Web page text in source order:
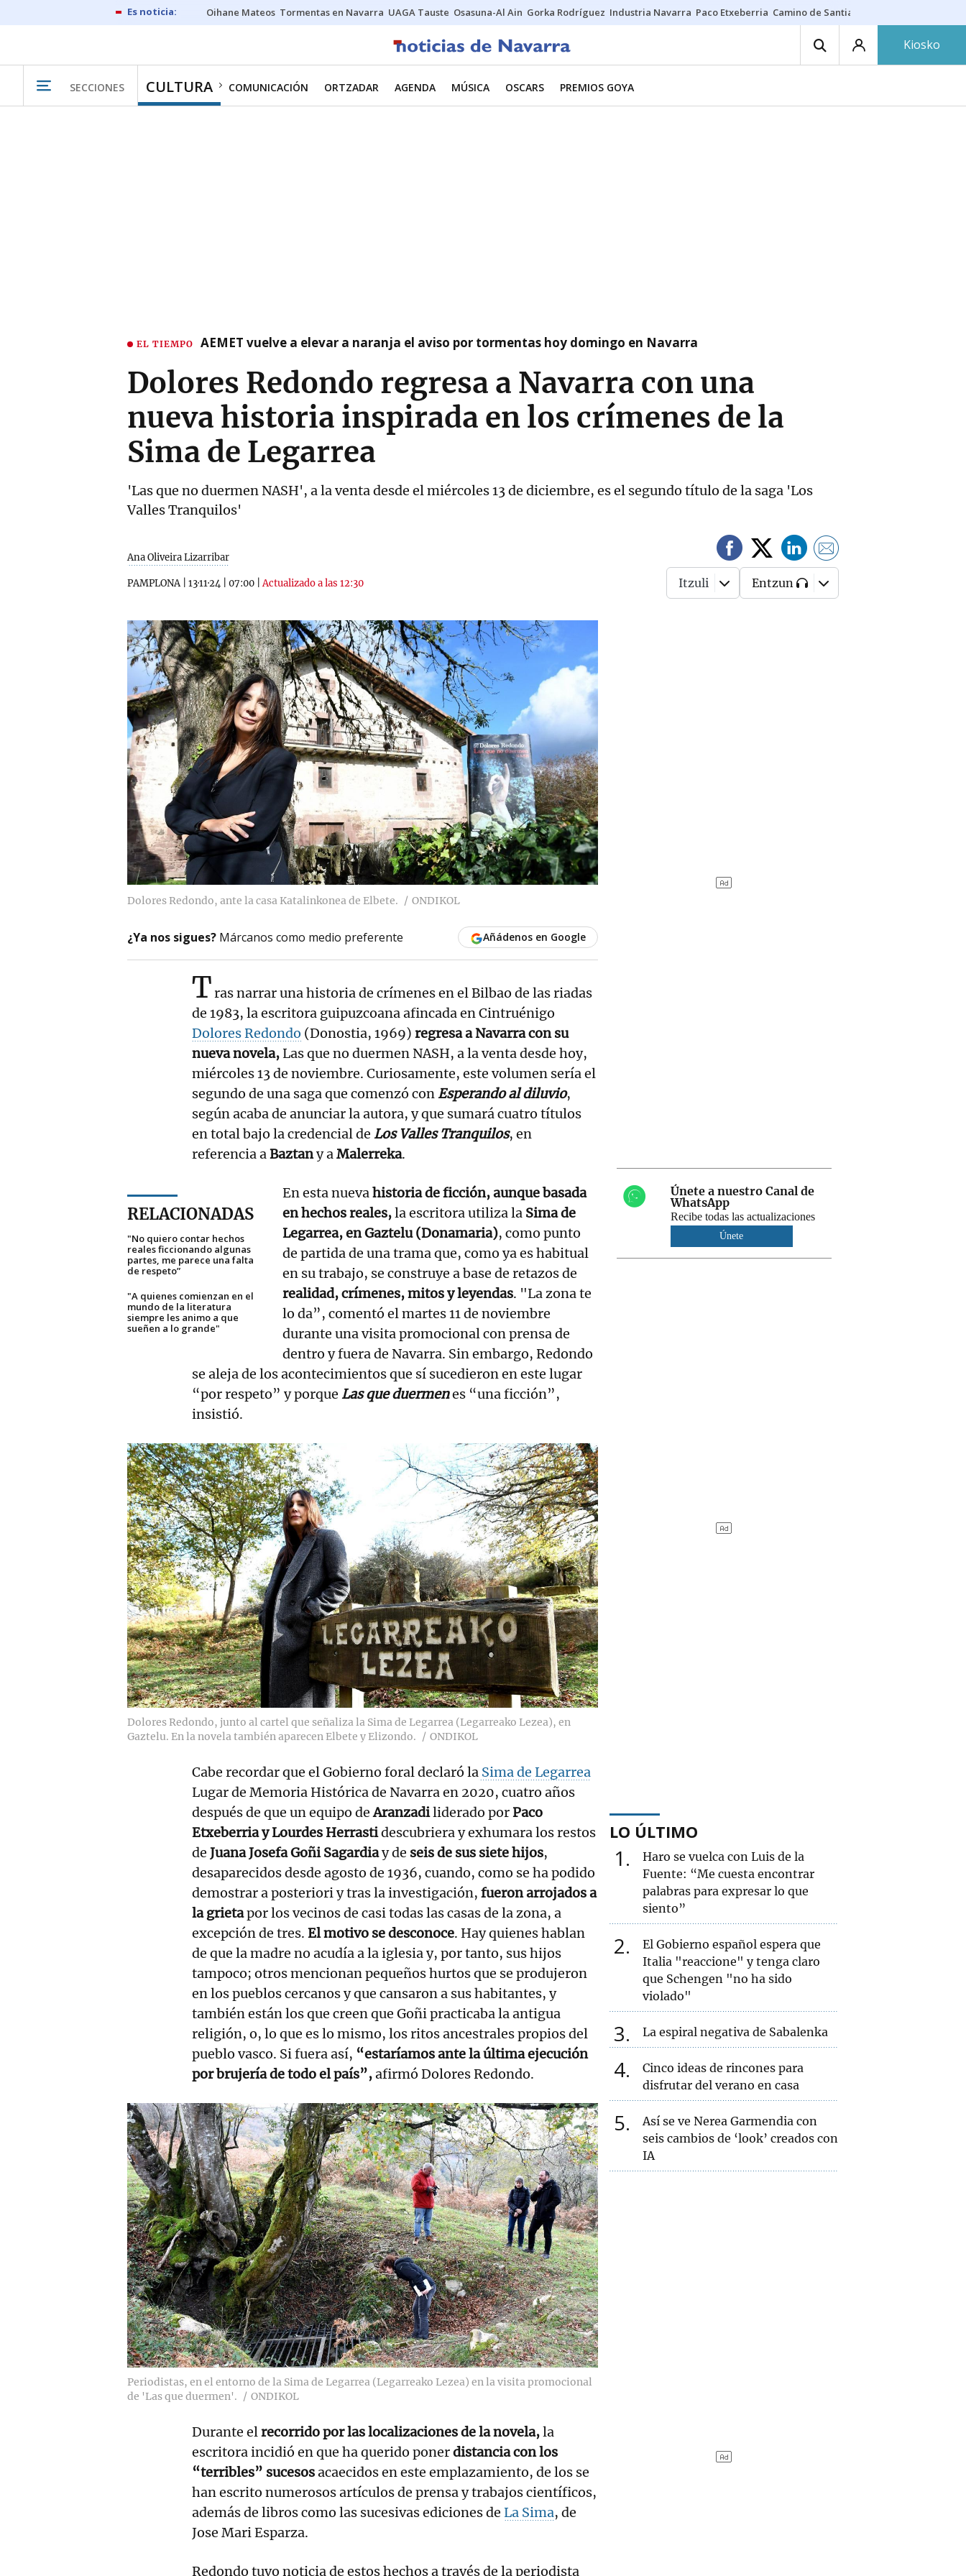
Oihane Mateos Tormentas en Navarra UAGA Tauste Osasuna-Al Ain Gorka Rodríguez Industria Navarra Paco Etxeberria Camino de Santiago
Kiosko
SECCIONES CULTURA COMUNICACIÓN ORTZADAR AGENDA MÚSICA OSCARS PREMIOS GOYA
EL TIEMPO AEMET vuelve a elevar a naranja el aviso por tormentas hoy domingo en Navarra
Dolores Redondo regresa a Navarra con una
nueva historia inspirada en los crímenes de la
Sima de Legarrea
'Las que no duermen NASH', a la venta desde el miércoles 13 de diciembre, es el segundo título de la saga 'Los
Valles Tranquilos'
Ana Oliveira Lizarribar
PAMPLONA| 13·11·24 07:00 |Actualizado a las 12:30 Itzuli Entzun
Dolores Redondo, ante la casa Katalinkonea de Elbete. ONDIKOL
¿Ya nos sigues? Márcanos como medio preferente Añádenos en Google
Tras narrar una historia de crímenes en el Bilbao de las riadas
de 1983, la escritora guipuzcoana afincada en Cintruénigo
Dolores Redondo (Donostia, 1969) regresa a Navarra con su
nueva novela,Las que no duermen NASH, a la venta desde hoy,
miércoles 13 de noviembre. Curiosamente, este volumen sería el
segundo de una saga que comenzó conEsperando al diluvio,
según acaba de anunciar la autora, y que sumará cuatro títulos
en total bajo la credencial de Los Valles Tranquilos, en
referencia aBaztany aMalerreka.
RELACIONADAS
"No quiero contar hechos
reales ficcionando algunas
partes, me parece una falta
de respeto”
"A quienes comienzan en el
mundo de la literatura
siempre les animo a que
sueñen a lo grande"
En esta nuevahistoria de ficción, aunque basada
en hechos reales,la escritora utiliza la Sima de
Legarrea, en Gaztelu (Donamaria), como punto
de partida de una trama que, como ya es habitual
en su trabajo, se construye a base de retazos de
realidad, crímenes, mitos y leyendas. "La zona te
lo da”, comentó el martes 11 de noviembre
durante una visita promocional con prensa de
dentro y fuera de Navarra. Sin embargo, Redondo
se aleja de los acontecimientos que sí sucedieron en este lugar
“por respeto” y porque Las que duermenes “una ficción”,
insistió.
Dolores Redondo, junto al cartel que señaliza la Sima de Legarrea (Legarreako Lezea), en
Gaztelu. En la novela también aparecen Elbete y Elizondo.
ONDIKOL
Cabe recordar que el Gobierno foral declaró la Sima de Legarrea
Lugar de Memoria Histórica de Navarra en 2020, cuatro años
después de que un equipo deAranzadiliderado porPaco
Etxeberria y Lourdes Herrastidescubriera y exhumara los restos
de Juana Josefa Goñi Sagardiay de seis de sus siete hijos,
desaparecidos desde agosto de 1936, cuando, como se ha podido
demostrar a posteriori y tras la investigación, fueron arrojados a
la grietapor los vecinos de casi todas las casas de la zona, a
excepción de tres. El motivo se desconoce. Hay quienes hablan
de que la madre no acudía a la iglesia y, por tanto, sus hijos
tampoco; otros mencionan pequeños hurtos que se produjeron
en los pueblos cercanos y que cansaron a sus habitantes, y
también están los que creen que Goñi practicaba la antigua
religión, o, lo que es lo mismo, los ritos ancestrales propios del
pueblo vasco. Si fuera así, “estaríamos ante la última ejecución
por brujería de todo el país”,afirmó Dolores Redondo.
Periodistas, en el entorno de la Sima de Legarrea (Legarreako Lezea) en la visita promocional
de 'Las que duermen'.
ONDIKOL
Durante elrecorrido por las localizaciones de la novela,la
escritora incidió en que ha querido ponerdistancia con los
“terribles” sucesosacaecidos en este emplazamiento, de los se
han escrito numerosos artículos de prensa y trabajos científicos,
además de libros como las sucesivas ediciones de La Sima, de
Jose Mari Esparza.
Redondo tuvo noticia de estos hechos a través de la periodista
Únete a nuestro Canal de
WhatsApp
Recibe todas las actualizaciones
Únete
LO ÚLTIMO
1
Haro se vuelca con Luis de la
Fuente: “Me cuesta encontrar
palabras para expresar lo que
siento”
2
El Gobierno español espera que
Italia "reaccione" y tenga claro
que Schengen "no ha sido
violado"
3 La espiral negativa de Sabalenka
4
Cinco ideas de rincones para
disfrutar del verano en casa
5
Así se ve Nerea Garmendia con
seis cambios de ‘look’ creados con
IA